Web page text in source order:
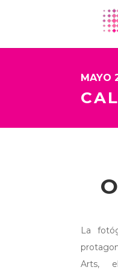
MAYO
La
Arts,